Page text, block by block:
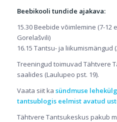
Beebikooli tundide ajakava:
15.30 Beebide võimlemine (7-12
Gorelašvili)
16.15 Tantsu- ja liikumismängud
Treeningud toimuvad Tähtvere
saalides (Laulupeo pst. 19).
Vaata siit ka sündmuse
tantsublogis eelmist avatud
Tähtvere Tantsukeskus pakub